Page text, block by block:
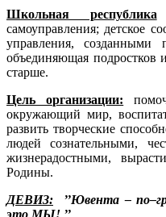
Школьная республика
самоуправления; детское
управления, созданными
объединяющая подростков
старше.
Цель организации:
окружающий мир,
развить творческие
людей сознательными,
жизнерадостными,
Родины.
ДЕВИЗ: ’’Ювента –
это МЫ! ’’